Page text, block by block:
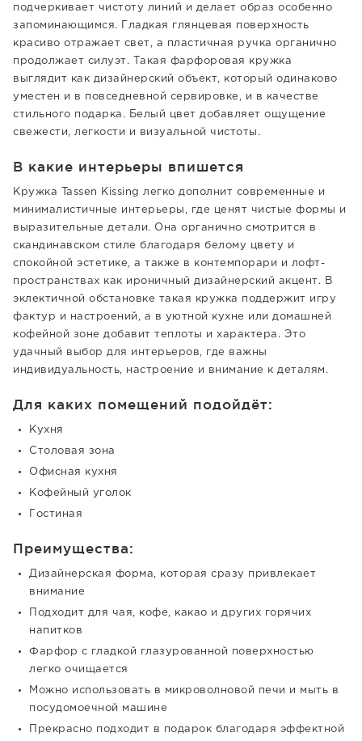
подчеркивает чистоту линий и делает образ особенно
запоминающимся. Гладкая глянцевая поверхность
красиво отражает свет, а пластичная ручка органично
продолжает силуэт. Такая фарфоровая кружка
выглядит как дизайнерский объект, который одинаково
уместен и в повседневной сервировке, и в качестве
стильного подарка. Белый цвет добавляет ощущение
свежести, легкости и визуальной чистоты.
В какие интерьеры впишется
Кружка Tassen Kissing легко дополнит современные и
минималистичные интерьеры, где ценят чистые формы и
выразительные детали. Она органично смотрится в
скандинавском стиле благодаря белому цвету и
спокойной эстетике, а также в контемпорари и лофт-
пространствах как ироничный дизайнерский акцент. В
эклектичной обстановке такая кружка поддержит игру
фактур и настроений, а в уютной кухне или домашней
кофейной зоне добавит теплоты и характера. Это
удачный выбор для интерьеров, где важны
индивидуальность, настроение и внимание к деталям.
Для каких помещений подойдёт:
Кухня
Столовая зона
Офисная кухня
Кофейный уголок
Гостиная
Преимущества:
Дизайнерская форма, которая сразу привлекает
внимание
Подходит для чая, кофе, какао и других горячих
напитков
Фарфор с гладкой глазурованной поверхностью
легко очищается
Можно использовать в микроволновой печи и мыть в
посудомоечной машине
Прекрасно подходит в подарок благодаря эффектной